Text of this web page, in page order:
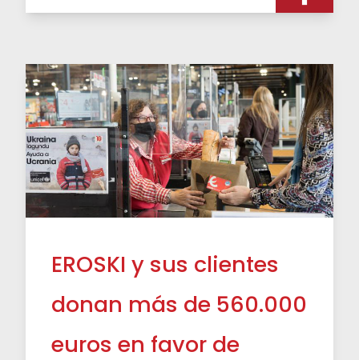
EROSKI y sus clientes
donan más de 560.000
euros en favor de